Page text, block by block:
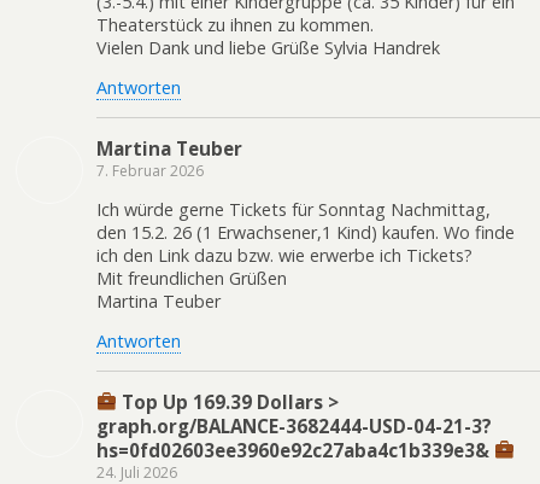
Theaterstück zu ihnen zu kommen.
Vielen Dank und liebe Grüße Sylvia Handrek
Antworten
Martina Teuber
7. Februar 2026
Ich würde gerne Tickets für Sonntag Nachmittag,
den 15.2. 26 (1 Erwachsener,1 Kind) kaufen. Wo finde
ich den Link dazu bzw. wie erwerbe ich Tickets?
Mit freundlichen Grüßen
Martina Teuber
Antworten
Top Up 169.39 Dollars >
graph.org/BALANCE-3682444-USD-04-21-3?
hs=0fd02603ee3960e92c27aba4c1b339e3&
24. Juli 2026